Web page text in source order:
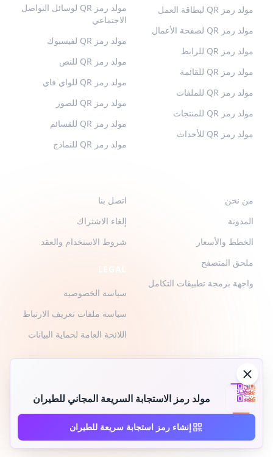
مولد رمز الاستجابة السريعة المجاني للطيران
إنشاء رمز استجابة سريعة للطيران
مولد رمز QR لبطاقة العمل
مولد رمز QR لصفحة الأعمال
مولد رمز QR للرابط
مولد رمز QR للقائمة
مولد رمز QR للملفات
مولد رمز QR للمنتجات
مولد رمز QR للأحداث
مولد رمز QR لوسائل التواصل
الاجتماعي
مولد رمز QR لفيسبوك
مولد رمز QR للنص
مولد رمز QR للواي فاي
مولد رمز QR للصور
مولد رمز QR للقسائم
مولد رمز QR للنماذج
من نحن
المدونة
الخطط والأسعار
ملحق المتصفح
واجهة برمجة تطبيقات التكامل
اتصل بنا
إلغاء الاشتراك
شروط الاستخدام والعقد
سياسة الخصوصية
سياسة ملفات تعريف الارتباط
اللائحة العامة لحماية البيانات